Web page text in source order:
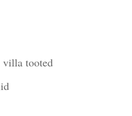
tooted